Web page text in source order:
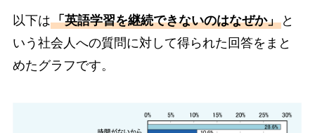
以下は「英語学習を継続できないのはなぜか」と
いう社会人への質問に対して得られた回答をまと
めたグラフです。